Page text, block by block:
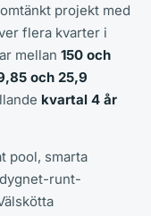
projekt med
flera kvarter i
mellan 150 och
och 25,9
kvartal 4 år
pool, smarta
runt-